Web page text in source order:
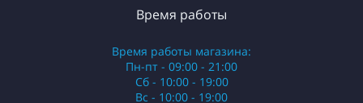
Время работы
Время работы магазина:
Пн-пт - 09:00 - 21:00
Сб - 10:00 - 19:00
Вс - 10:00 - 19:00